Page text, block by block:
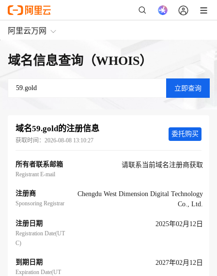
阿里云万网
域名信息查询（WHOIS）
域名59.gold的注册信息
获取时间： 2026-08-08 13:10:27
所有者联系邮箱
Registrant E-mail
请联系当前域名注册商获取
委托购买
注册商
Sponsoring Registrar
Chengdu West Dimension Digital Technology
Co., Ltd.
注册日期
Registration Date(UT
C)
2025年02月12日
到期日期
Expiration Date(UT
2027年02月12日